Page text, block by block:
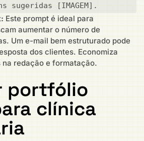
sugeridas [IMAGEM].
Este prompt é ideal para
aumentar o número de
Um e-mail bem estruturado pode
dos clientes. Economiza
redação e formatação.
portfólio
clínica